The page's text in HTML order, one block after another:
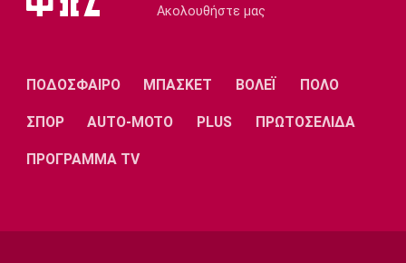
Ίντερ Μίλαν Μπάγερν
Μπορούσια
Παρί Σεν
Μαρσέιγ
Ακολουθήστε μας
ΠΟΔΟΣΦΑΙΡΟ ΜΠΑΣΚΕΤ ΒΟΛΕΪ ΠΟΛΟ
ΣΠΟΡ AUTO-MOTO PLUS ΠΡΩΤΟΣΕΛΙΔΑ
ΠΡΟΓΡΑΜΜΑ TV